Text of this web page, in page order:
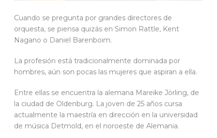
Cuando se pregunta por grandes directores de
orquesta, se piensa quizás en Simon Rattle, Kent
Nagano o Daniel Barenboim.
La profesión está tradicionalmente dominada por
hombres, aún son pocas las mujeres que aspiran a ella.
Entre ellas se encuentra la alemana Mareike Jörling, de
la ciudad de Oldenburg. La joven de 25 años cursa
actualmente la maestría en dirección en la universidad
de música Detmold, en el noroeste de Alemania.